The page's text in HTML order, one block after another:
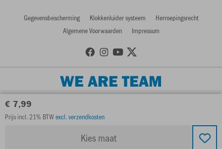
€ 7,99
Prijs incl. 21% BTWexcl. verzendkosten
Kies maat
Gegevensbescherming Klokkenluider systeem
Herroepingsrecht
Algemene Voorwaarden
Impressum
WE ARE TEAM